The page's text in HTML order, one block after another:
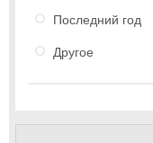
Последний год
Другое